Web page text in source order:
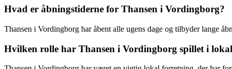
Hvad er åbningstiderne for Thansen i Vordingborg?
Thansen i Vordingborg har åbent alle ugens dage og tilbyder lange
Hvilken rolle har Thansen i Vordingborg spillet i